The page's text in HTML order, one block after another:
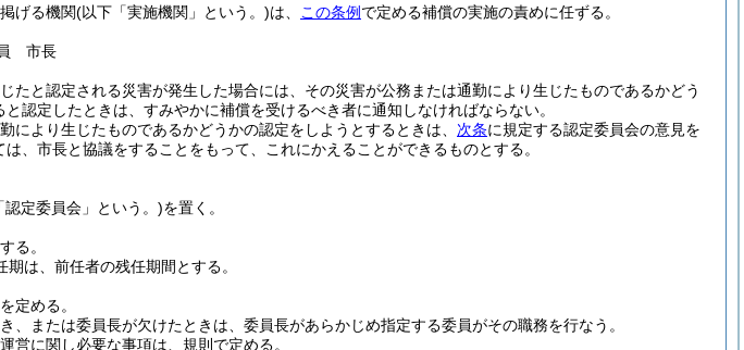
げる機関(以下「実施機関」という。)は、 この条例 で定める補償の実施の責めに任ずる。
員 市長
たと認定される災害が発生した場合には、その災害が公務または通勤により生じたものであるかどう
認定したときは、すみやかに補償を受けるべき者に通知しなければならない。
により生じたものであるかどうかの認定をしようとするときは、 次条に規定する認定委員会の意見を
、市長と協議をすることをもって、これにかえることができるものとする。
認定委員会」という。)を置く。
る。
は、前任者の残任期間とする。
定める。
、または委員長が欠けたときは、委員長があらかじめ指定する委員がその職務を行なう。
営に関し必要な事項は、規則で定める。